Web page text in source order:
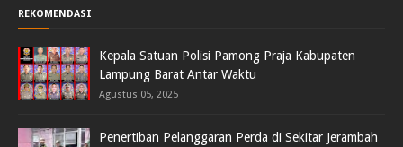
REKOMENDASI
Kepala Satuan Polisi Pamong Praja Kabupaten
Lampung Barat Antar Waktu
Agustus 05, 2025
Penertiban Pelanggaran Perda di Sekitar Jerambah